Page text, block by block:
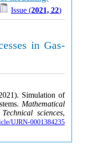
Issue (2021, 22)
in Gas-
Simulation of
Mathematical
sciences,
UJRN-0001384235